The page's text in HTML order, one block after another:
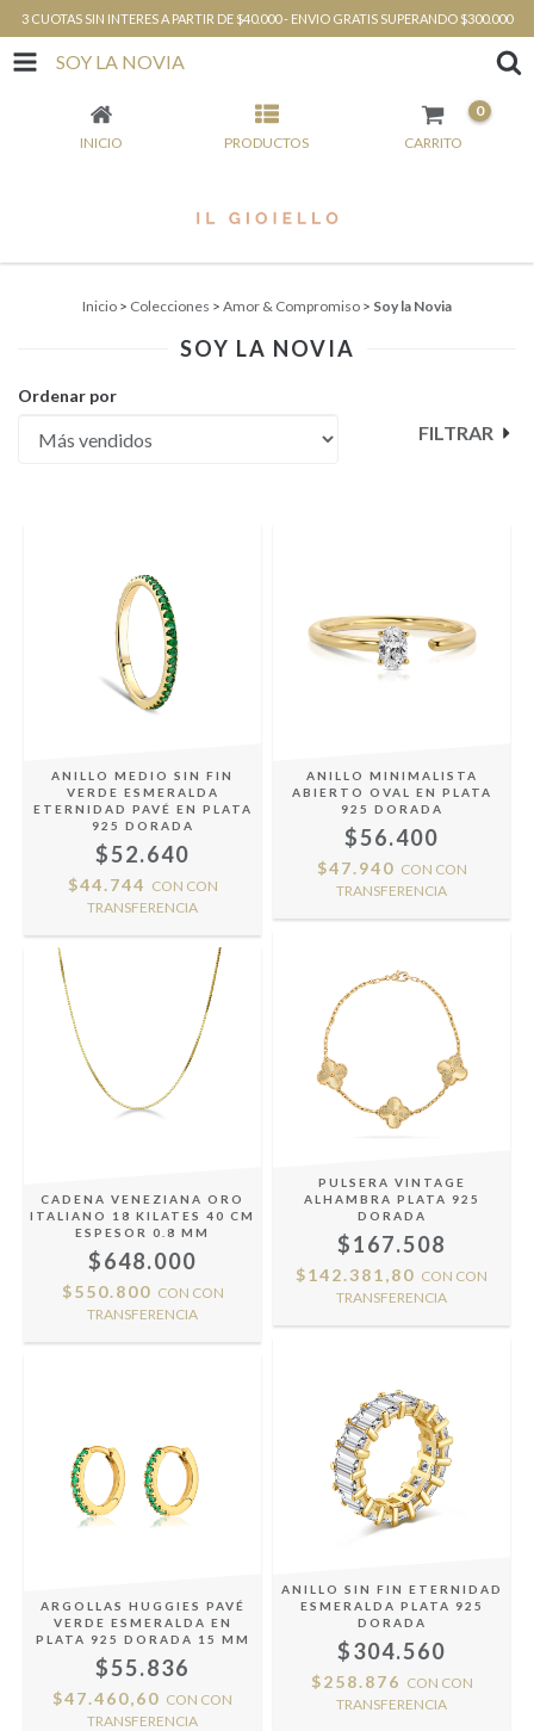
3 CUOTAS SIN INTERES A PARTIR DE $40.000 - ENVIO GRATIS SUPERANDO $300.000
SOY LA NOVIA
INICIO PRODUCTOS CARRITO
0
Inicio > Colecciones > Amor & Compromiso > Soy la Novia
SOY LA NOVIA
Ordenar por
FILTRAR
ANILLO MEDIO SIN FIN
VERDE ESMERALDA
ETERNIDAD PAVÉ EN PLATA
925 DORADA
$52.640
$44.744 CON CON
TRANSFERENCIA
ANILLO MINIMALISTA
ABIERTO OVAL EN PLATA
925 DORADA
$56.400
$47.940 CON CON
TRANSFERENCIA
CADENA VENEZIANA ORO
ITALIANO 18 KILATES 40 CM
ESPESOR 0.8 MM
$648.000
$550.800 CON CON
TRANSFERENCIA
PULSERA VINTAGE
ALHAMBRA PLATA 925
DORADA
$167.508
$142.381,80 CON CON
TRANSFERENCIA
ARGOLLAS HUGGIES PAVÉ
VERDE ESMERALDA EN
PLATA 925 DORADA 15 MM
$55.836
$47.460,60 CON CON
TRANSFERENCIA
ANILLO SIN FIN ETERNIDAD
ESMERALDA PLATA 925
DORADA
$304.560
$258.876 CON CON
TRANSFERENCIA